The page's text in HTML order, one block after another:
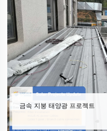
금속 지붕 태양광 프로젝트